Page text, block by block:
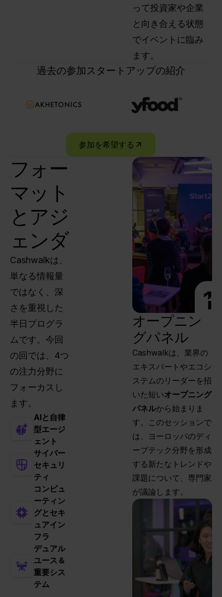
って投資家や企業
と向き合える状態
でイベントに臨み
ます。
過去の参加スタートアップの紹介
参加を希望する
フォー
マット
とアジ
ェンダ
Cashwalkは、
単なる情報量
ではなく、深
さを重視した
半日プログラ
ムです。今回
の回では、4つ
の注力分野に
フォーカスし
ます。
AIと自律
型エージ
ェント
サイバー
セキュリ
ティ
コンピュ
ーティン
グとセキ
ュアイン
フラ
デュアル
ユース＆
重要シス
テム
オープニン
グパネル
Cashwalkは、業界の
エキスパートやエコシ
ステムのリーダーを招
いた短いオープニング
パネルから始まりま
す。このセッションで
は、ヨーロッパのディ
ープテック分野を形成
する新たなトレンドや
課題について、専門家
が議論します。
1